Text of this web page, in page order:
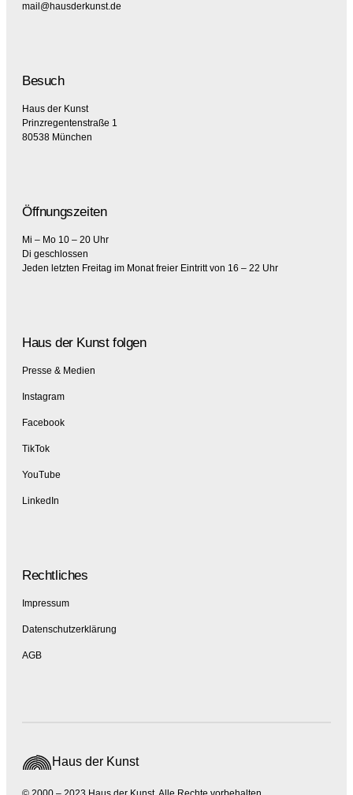
mail@hausderkunst.de
Besuch
Haus der Kunst
Prinzregentenstraße 1
80538 München
Öffnungszeiten
Mi – Mo 10 – 20 Uhr
Di geschlossen
Jeden letzten Freitag im Monat freier Eintritt von 16 – 22 Uhr
Haus der Kunst folgen
Presse & Medien
Instagram
Facebook
TikTok
YouTube
LinkedIn
Rechtliches
Impressum
Datenschutzerklärung
AGB
Haus der Kunst